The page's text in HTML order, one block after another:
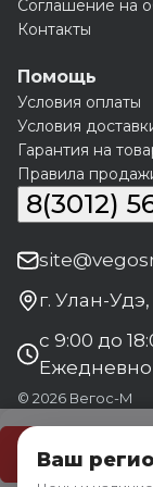
Соглашение на
Контакты
Помощь
Условия оплаты
Условия
Гарантия на
Правила
8(3012)
г. Улан-
с 9:00 до
Ежедневно
© 2026 Вегос-М
Ваш